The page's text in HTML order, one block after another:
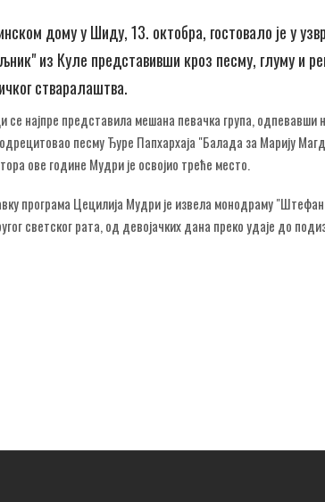
дому у Шиду, 13. октобра, гостовало је у
из Куле представивши кроз песму, глуму и
стваралаштва.
се најпре представила мешана певачка група, одпевавши
песму Ђуре Папхархаја "Балада за Марију
ове године Мудри је освојио треће место.
програма Цецилија Мудри је извела монодраму
светског рата, од девојачких дана преко удаје до